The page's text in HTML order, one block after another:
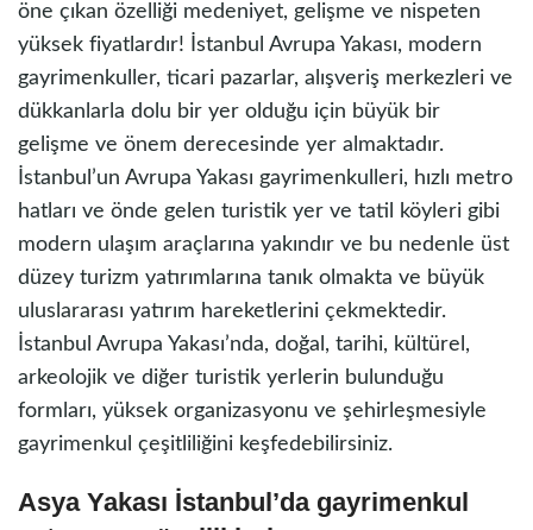
öne çıkan özelliği medeniyet, gelişme ve nispeten
yüksek fiyatlardır! İstanbul Avrupa Yakası, modern
gayrimenkuller, ticari pazarlar, alışveriş merkezleri ve
dükkanlarla dolu bir yer olduğu için büyük bir
gelişme ve önem derecesinde yer almaktadır.
İstanbul’un Avrupa Yakası gayrimenkulleri, hızlı metro
hatları ve önde gelen turistik yer ve tatil köyleri gibi
modern ulaşım araçlarına yakındır ve bu nedenle üst
düzey turizm yatırımlarına tanık olmakta ve büyük
uluslararası yatırım hareketlerini çekmektedir.
İstanbul Avrupa Yakası’nda, doğal, tarihi, kültürel,
arkeolojik ve diğer turistik yerlerin bulunduğu
formları, yüksek organizasyonu ve şehirleşmesiyle
gayrimenkul çeşitliliğini keşfedebilirsiniz.
Asya Yakası İstanbul’da gayrimenkul